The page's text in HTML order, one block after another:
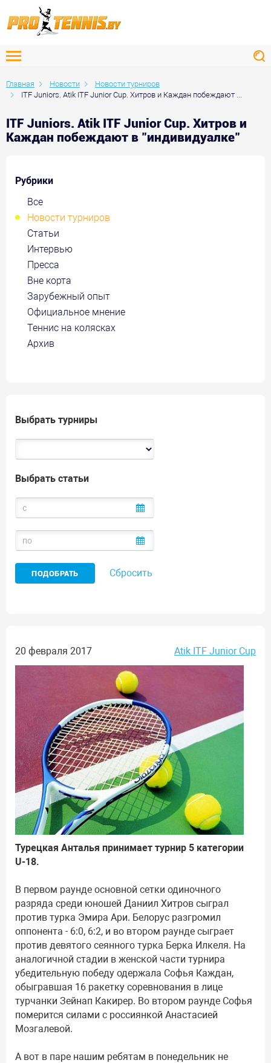
Главная Новости
Новости турниров
ITF Juniors. Atik ITF Junior Cup. Хитров и Каждан побеждают ...
ITF Juniors. Atik ITF Junior Cup. Хитров и
Каждан побеждают в "индивидуалке"
Рубрики
Все
Новости турниров
Статьи
Интервью
Пресса
Вне корта
Зарубежный опыт
Официальное мнение
Теннис на колясках
Архив
Выбрать турниры
Выбрать статьи
Сбросить
20 февраля 2017 Atik ITF Junior Cup
Турецкая Анталья принимает турнир 5 категории
U-18.
В первом раунде основной сетки одиночного
разряда среди юношей Даниил Хитров сыграл
против турка Эмира Ари. Белорус разгромил
оппонента - 6:0, 6:2, и во втором раунде сыграет
против девятого сеянного турка Берка Илкеля. На
аналогичной стадии в женской части турнира
убедительную победу одержала Софья Каждан,
обыгравшая 16 ракетку соревнования в лице
турчанки Зейнап Какирер. Во втором раунде Софья
померится силами с россиянкой Анастасией
Мозгалевой.
А вот в паре нашим ребятам в понедельник не